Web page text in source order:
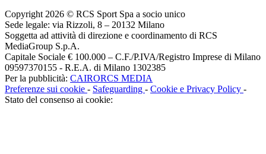
Copyright 2026 © RCS Sport Spa a socio unico
Sede legale: via Rizzoli, 8 – 20132 Milano
Soggetta ad attività di direzione e coordinamento di RCS
MediaGroup S.p.A.
Capitale Sociale € 100.000 – C.F./P.IVA/Registro Imprese di Milano
09597370155 - R.E.A. di Milano 1302385
Per la pubblicità: CAIRORCS MEDIA
Preferenze sui cookie - Safeguarding - Cookie e Privacy Policy -
Stato del consenso ai cookie: